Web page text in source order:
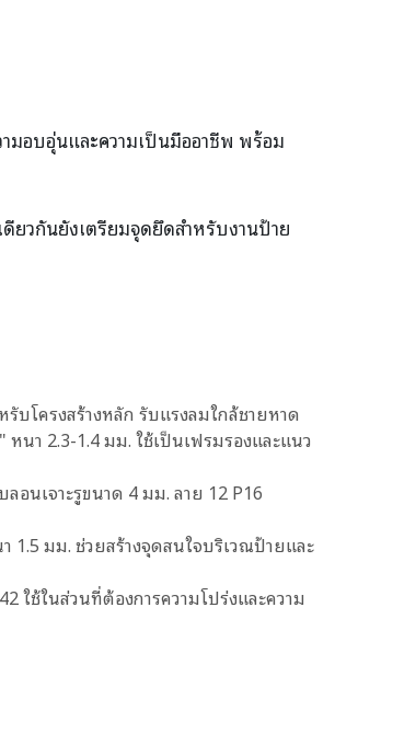
อบอุ่นและความเป็นมืออาชีพ พร้อม
ดียวกันยังเตรียมจุดยึดสำหรับงานป้าย
บโครงสร้างหลัก รับแรงลมใกล้ชายหาด
หนา 2.3-1.4 มม. ใช้เป็นเฟรมรองและแนว
นเจาะรูขนาด 4 มม. ลาย 12 P16
มม. ช่วยสร้างจุดสนใจบริเวณป้ายและ
ใช้ในส่วนที่ต้องการความโปร่งและความ